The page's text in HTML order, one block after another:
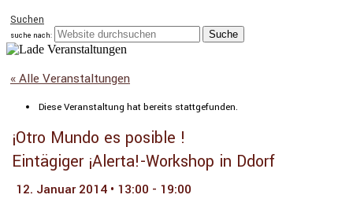
Suchen
suche nach:
« Alle Veranstaltungen
Diese Veranstaltung hat bereits stattgefunden.
¡Otro Mundo es posible !
Eintägiger ¡Alerta!-Workshop in Ddorf
12. Januar 2014 • 13:00 - 19:00